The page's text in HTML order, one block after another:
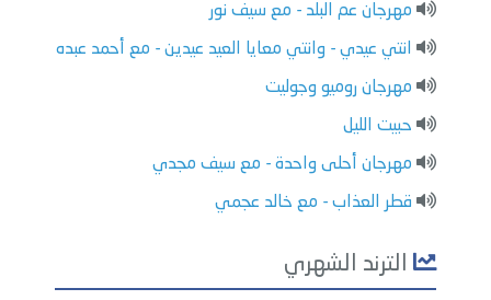
مهرجان عم البلد - مع سيف نور
انتي عيدي - وانتي معايا العيد عيدين - مع أحمد عبده
مهرجان روميو وجوليت
حبيت الليل
مهرجان أحلى واحدة - مع سيف مجدي
قطر العذاب - مع خالد عجمي
الترند الشهري